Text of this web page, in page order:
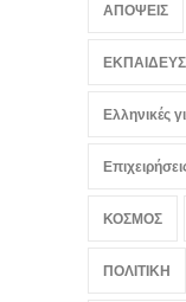
ΑΠΟΨΕΙΣ
Ελληνικές
ΚΟΣΜΟΣ
ΠΟΛΙΤΙΚΗ